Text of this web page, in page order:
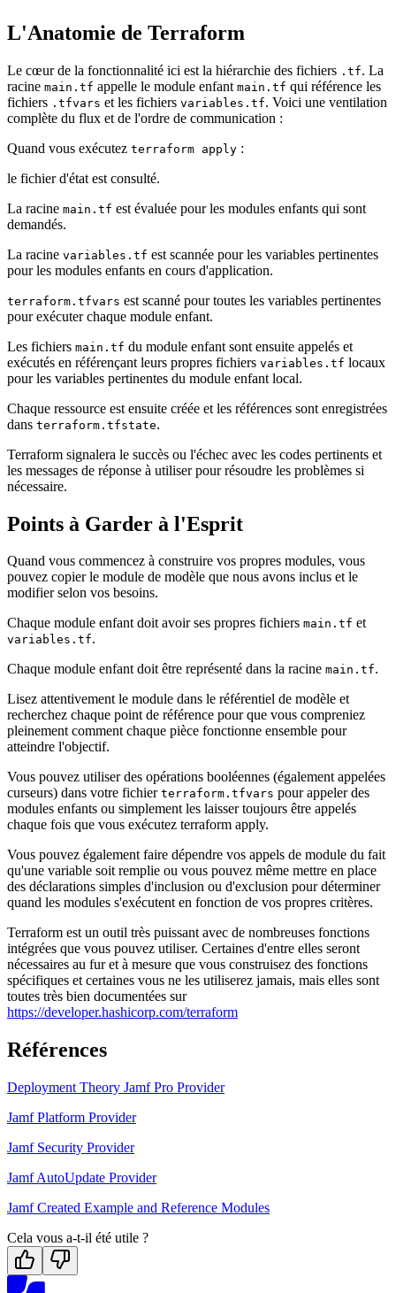
L'Anatomie de Terraform
Le cœur de la fonctionnalité ici est la hiérarchie des fichiers .tf. La
racine main.tf appelle le module enfant main.tf qui référence les
fichiers .tfvars et les fichiers variables.tf. Voici une ventilation
complète du flux et de l'ordre de communication :
Quand vous exécutez terraform apply :
le fichier d'état est consulté.
La racine main.tf est évaluée pour les modules enfants qui sont
demandés.
La racine variables.tf est scannée pour les variables pertinentes
pour les modules enfants en cours d'application.
terraform.tfvars est scanné pour toutes les variables pertinentes
pour exécuter chaque module enfant.
Les fichiers main.tf du module enfant sont ensuite appelés et
exécutés en référençant leurs propres fichiers variables.tf locaux
pour les variables pertinentes du module enfant local.
Chaque ressource est ensuite créée et les références sont enregistrées
dans terraform.tfstate.
Terraform signalera le succès ou l'échec avec les codes pertinents et
les messages de réponse à utiliser pour résoudre les problèmes si
nécessaire.
Points à Garder à l'Esprit
Quand vous commencez à construire vos propres modules, vous
pouvez copier le module de modèle que nous avons inclus et le
modifier selon vos besoins.
Chaque module enfant doit avoir ses propres fichiers main.tf et
variables.tf.
Chaque module enfant doit être représenté dans la racine main.tf.
Lisez attentivement le module dans le référentiel de modèle et
recherchez chaque point de référence pour que vous compreniez
pleinement comment chaque pièce fonctionne ensemble pour
atteindre l'objectif.
Vous pouvez utiliser des opérations booléennes (également appelées
curseurs) dans votre fichier terraform.tfvars pour appeler des
modules enfants ou simplement les laisser toujours être appelés
chaque fois que vous exécutez terraform apply.
Vous pouvez également faire dépendre vos appels de module du fait
qu'une variable soit remplie ou vous pouvez même mettre en place
des déclarations simples d'inclusion ou d'exclusion pour déterminer
quand les modules s'exécutent en fonction de vos propres critères.
Terraform est un outil très puissant avec de nombreuses fonctions
intégrées que vous pouvez utiliser. Certaines d'entre elles seront
nécessaires au fur et à mesure que vous construisez des fonctions
spécifiques et certaines vous ne les utiliserez jamais, mais elles sont
toutes très bien documentées sur
https://developer.hashicorp.com/terraform
Références
Deployment Theory Jamf Pro Provider
Jamf Platform Provider
Jamf Security Provider
Jamf AutoUpdate Provider
Jamf Created Example and Reference Modules
Cela vous a-t-il été utile ?